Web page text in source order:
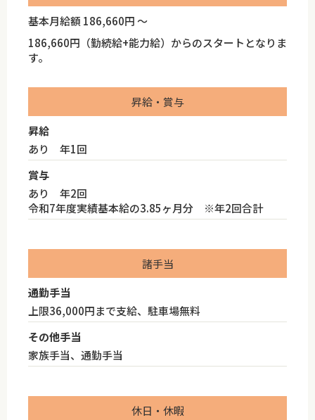
基本月給額 186,660円 ～
186,660円（勤続給+能力給）からのスタートとなりま
す。
昇給・賞与
昇給
あり 年1回
賞与
あり 年2回
令和7年度実績基本給の3.85ヶ月分 ※年2回合計
諸手当
通勤手当
上限36,000円まで支給、駐車場無料
その他手当
家族手当、通勤手当
休日・休暇